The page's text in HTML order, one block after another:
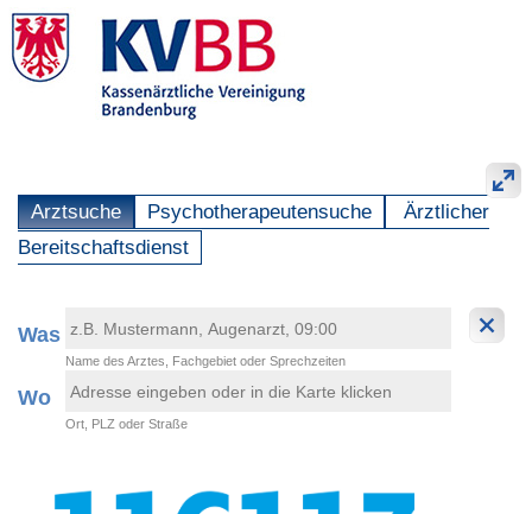
Arztsuche Psychotherapeutensuche
Ärztlicher
Bereitschaftsdienst
Was
Name des Arztes, Fachgebiet oder Sprechzeiten
Wo
Ort, PLZ oder Straße